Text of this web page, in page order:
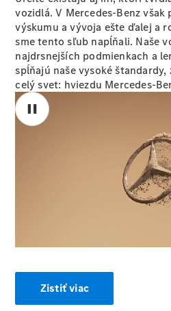
vozidlo
Aktuálne
ponuky a
zvýhodnenia
ponúk a
Flexibilné
financovanie
Agility
vozidlá. V Mercedes-Benz však
výskumu a vývoja ešte ďalej a
sme tento sľub napĺňali. Naše
najdrsnejších podmienkach a
spĺňajú naše vysoké
celý svet: hviezdu Mercedes-
00:00 / 00:00
Zistiť viac